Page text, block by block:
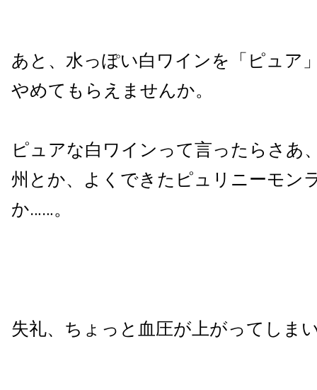
あと、水っぽい白ワインを「ピュア
やめてもらえませんか。
ピュアな白ワインって言ったらさあ
州とか、よくできたピュリニーモン
か……。
失礼、ちょっと血圧が上がってしま